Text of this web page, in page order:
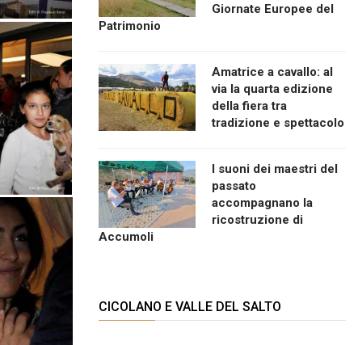
Giornate Europee del
Patrimonio
Amatrice a cavallo: al
via la quarta edizione
della fiera tra
tradizione e spettacolo
I suoni dei maestri del
passato
accompagnano la
ricostruzione di
Accumoli
CICOLANO E VALLE DEL SALTO